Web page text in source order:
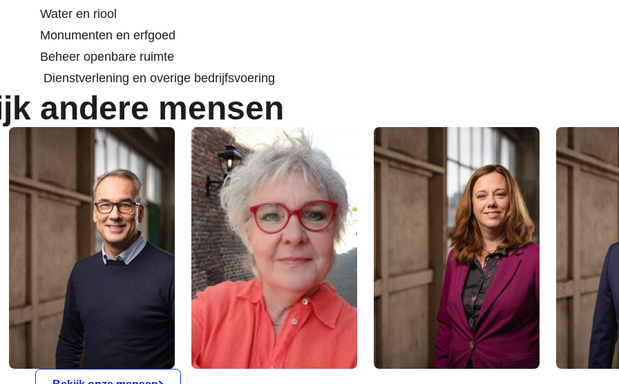
en riool
en erfgoed
openbare ruimte
en overige bedrijfsvoering
andere mensen